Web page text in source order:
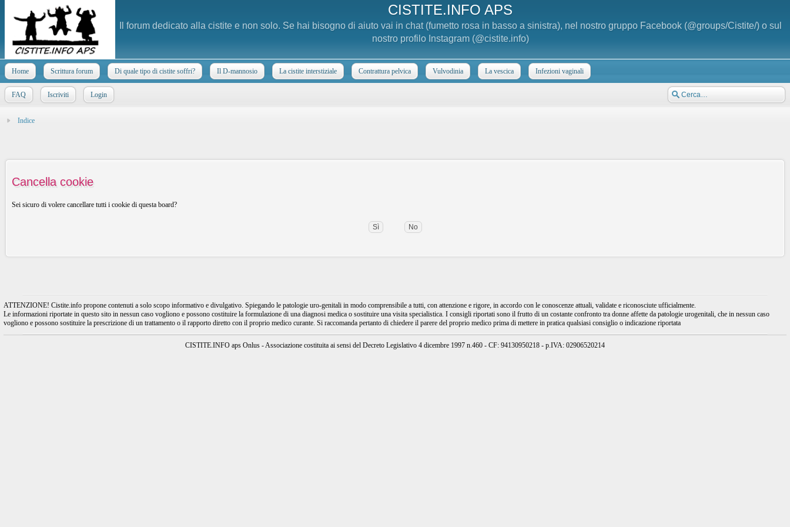
CISTITE.INFO APS
Il forum dedicato alla cistite e non solo. Se hai bisogno di aiuto vai in chat (fumetto rosa in basso a sinistra), nel nostro gruppo Facebook (@groups/Cistite/) o sul
nostro profilo Instagram (@cistite.info)
Home Scrittura forum Di quale tipo di cistite soffri? Il D-mannosio La cistite interstiziale Contrattura pelvica Vulvodinia La vescica Infezioni vaginali
FAQ Iscriviti Login
Indice
Cancella cookie
Sei sicuro di volere cancellare tutti i cookie di questa board?
ATTENZIONE! Cistite.info propone contenuti a solo scopo informativo e divulgativo. Spiegando le patologie uro-genitali in modo comprensibile a tutti, con attenzione e rigore, in accordo con le conoscenze attuali, validate e riconosciute ufficialmente.
Le informazioni riportate in questo sito in nessun caso vogliono e possono costituire la formulazione di una diagnosi medica o sostituire una visita specialistica. I consigli riportati sono il frutto di un costante confronto tra donne affette da patologie urogenitali, che in nessun caso
vogliono e possono sostituire la prescrizione di un trattamento o il rapporto diretto con il proprio medico curante. Si raccomanda pertanto di chiedere il parere del proprio medico prima di mettere in pratica qualsiasi consiglio o indicazione riportata
CISTITE.INFO aps Onlus - Associazione costituita ai sensi del Decreto Legislativo 4 dicembre 1997 n.460 - CF: 94130950218 - p.IVA: 02906520214